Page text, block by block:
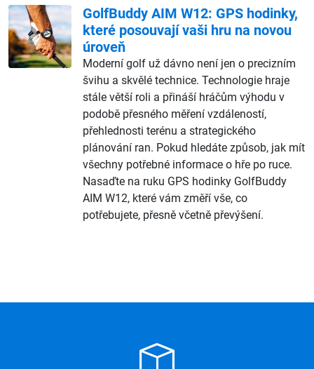
GolfBuddy AIM W12: GPS hodinky,
které posouvají vaši hru na novou
úroveň
Moderní golf už dávno není jen o precizním
švihu a skvělé technice. Technologie hraje
stále větší roli a přináší hráčům výhodu v
podobě přesného měření vzdáleností,
přehlednosti terénu a strategického
plánování ran. Pokud hledáte způsob, jak mít
všechny potřebné informace o hře po ruce.
Nasaďte na ruku GPS hodinky GolfBuddy
AIM W12, které vám změří vše, co
potřebujete, přesně včetně převýšení.